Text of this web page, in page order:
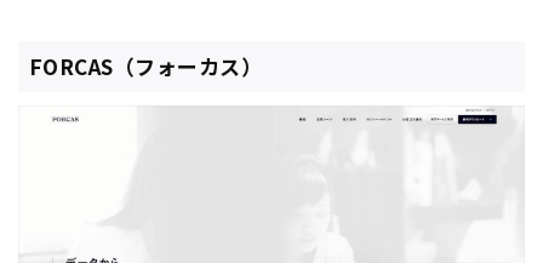
FORCAS（フォーカス）